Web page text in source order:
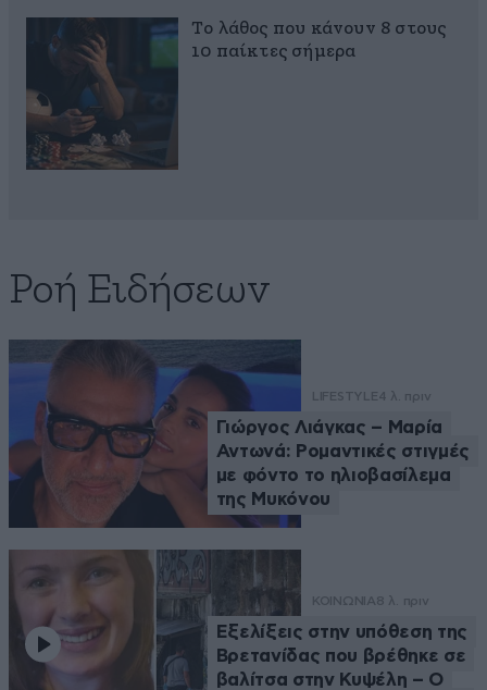
Το λάθος που κάνουν 8 στους
10 παίκτες σήμερα
Ροή Ειδήσεων
LIFESTYLE4 λ. πριν
Γιώργος Λιάγκας – Μαρία
Αντωνά: Ρομαντικές στιγμές
με φόντο το ηλιοβασίλεμα
της Μυκόνου
ΚΟΙΝΩΝΙΑ8 λ. πριν
Εξελίξεις στην υπόθεση της
Βρετανίδας που βρέθηκε σε
βαλίτσα στην Κυψέλη – Ο